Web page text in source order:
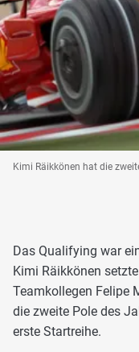
Kimi Räikkönen hat die
Das Qualifying war
Kimi Räikkönen
Teamkollegen Felipe
die zweite Pole des
erste Startreihe.